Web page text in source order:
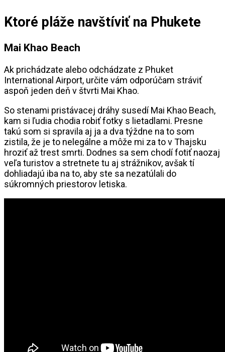
Ktoré pláže navštíviť na Phukete
Mai Khao Beach
Ak prichádzate alebo odchádzate z Phuket
International Airport, určite vám odporúčam stráviť
aspoň jeden deň v štvrti Mai Khao.
So stenami pristávacej dráhy susedí Mai Khao Beach,
kam si ľudia chodia robiť fotky s lietadlami. Presne
takú som si spravila aj ja a dva týždne na to som
zistila, že je to nelegálne a môže mi za to v Thajsku
hroziť až trest smrti. Dodnes sa sem chodí fotiť naozaj
veľa turistov a stretnete tu aj strážnikov, avšak tí
dohliadajú iba na to, aby ste sa nezatúlali do
súkromných priestorov letiska.